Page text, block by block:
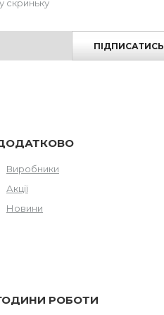
скриньку
ПІДПИСАТИСЬ
Виробники
Акції
Новини
РОБОТИ